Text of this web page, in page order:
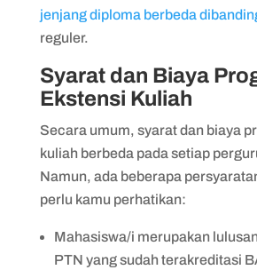
jenjang diploma berbeda
reguler.
Syarat dan Biaya
Ekstensi Kuliah
Secara umum, syarat dan biaya
kuliah berbeda pada setiap
Namun, ada beberapa
perlu kamu perhatikan:
Mahasiswa/i merupakan
PTN yang sudah terakreditasi